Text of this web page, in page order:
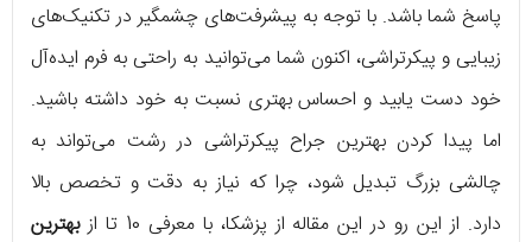
پاسخ شما باشد. با توجه به پیشرفت‌های چشمگیر در تکنیک‌های
زیبایی و پیکرتراشی، اکنون شما می‌توانید به راحتی به فرم ایده‌آل
خود دست یابید و احساس بهتری نسبت به خود داشته باشید.
اما پیدا کردن بهترین جراح پیکرتراشی در رشت می‌تواند به
چالشی بزرگ تبدیل شود، چرا که نیاز به دقت و تخصص بالا
دارد. از این رو در این مقاله از پزشکا، با معرفی 10 تا از
بهترین